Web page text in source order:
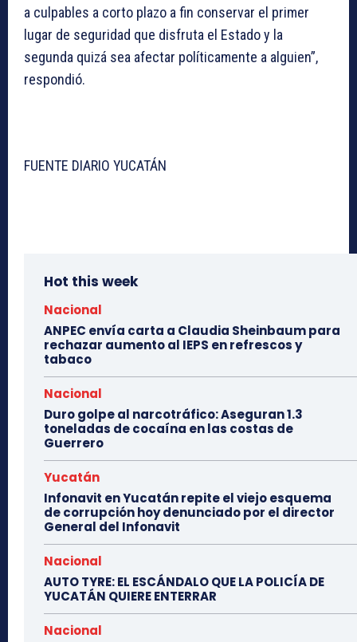
a culpables a corto plazo a fin conservar el primer
lugar de seguridad que disfruta el Estado y la
segunda quizá sea afectar políticamente a alguien”,
respondió.
FUENTE DIARIO YUCATÁN
Hot this week
Nacional
ANPEC envía carta a Claudia Sheinbaum para
rechazar aumento al IEPS en refrescos y
tabaco
Nacional
Duro golpe al narcotráfico: Aseguran 1.3
toneladas de cocaína en las costas de
Guerrero
Yucatán
Infonavit en Yucatán repite el viejo esquema
de corrupción hoy denunciado por el director
General del Infonavit
Nacional
AUTO TYRE: EL ESCÁNDALO QUE LA POLICÍA DE
YUCATÁN QUIERE ENTERRAR
Nacional